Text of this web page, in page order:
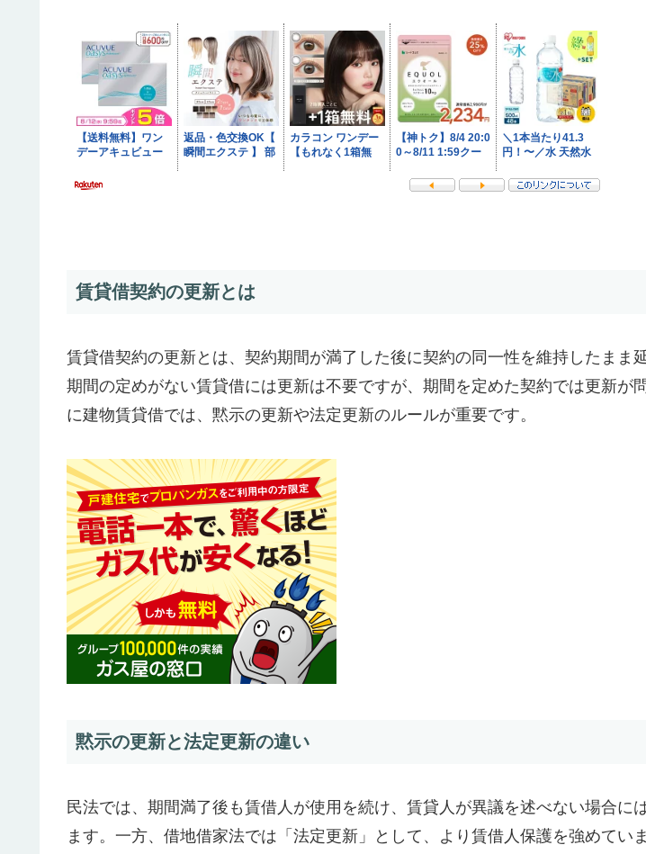
賃貸借契約の更新とは
賃貸借契約の更新とは、契約期間が満了した後に契約の同一性を維持したまま
期間の定めがない賃貸借には更新は不要ですが、期間を定めた契約では更新が
に建物賃貸借では、黙示の更新や法定更新のルールが重要です。
黙示の更新と法定更新の違い
民法では、期間満了後も賃借人が使用を続け、賃貸人が異議を述べない場合に
ます。一方、借地借家法では「法定更新」として、より賃借人保護を強めてい